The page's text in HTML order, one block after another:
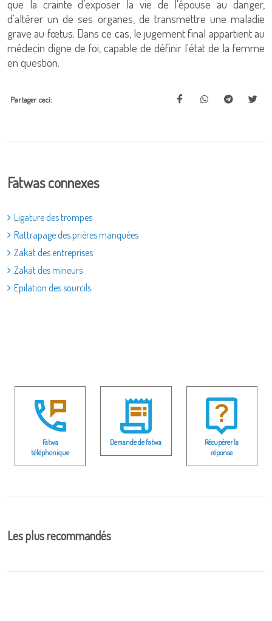
que la crainte d’exposer la vie de l'épouse au danger,
d'altérer un de ses organes, de transmettre une maladie
grave au fœtus. Dans ce cas, le jugement final appartient au
médecin digne de foi, capable de définir l'état de la femme
en question.
Partager ceci:
Fatwas connexes
Ligature des trompes
Rattrapage des prières manquées
Zakat des entreprises
Zakat des mineurs
Epilation des sourcils
Fatwa
téléphonique
Demande de fatwa
Récupérer la
réponse
Les plus recommandés